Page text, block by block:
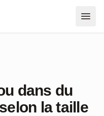
dans du
la taille